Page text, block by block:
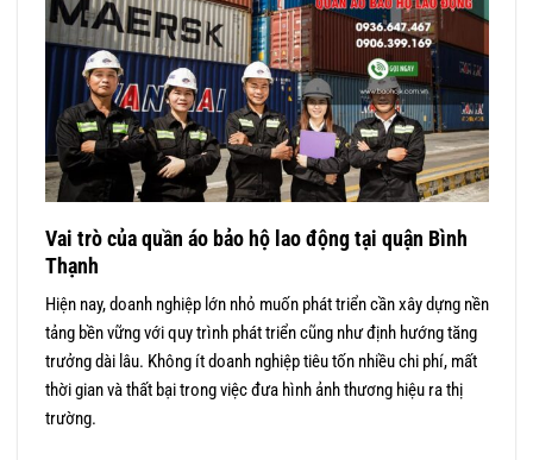
Vai trò của quần áo bảo hộ lao động tại quận Bình
Thạnh
Hiện nay, doanh nghiệp lớn nhỏ muốn phát triển cần xây dựng nền
tảng bền vững với quy trình phát triển cũng như định hướng tăng
trưởng dài lâu. Không ít doanh nghiệp tiêu tốn nhiều chi phí, mất
thời gian và thất bại trong việc đưa hình ảnh thương hiệu ra thị
trường.